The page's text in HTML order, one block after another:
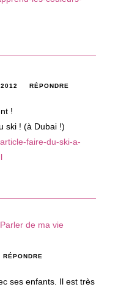
RÉPONDRE
!
ski ! (à Dubai !)
faire-du-ski-a-
de ma vie
RÉPONDRE
ses enfants. Il est très